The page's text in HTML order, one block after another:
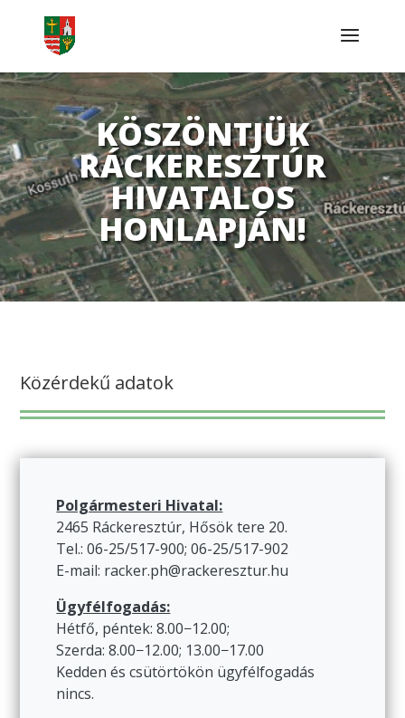
KÖSZÖNTJÜK
RÁCKERESZTÚR
HIVATALOS
HONLAPJÁN!
Közérdekű adatok
Polgármesteri Hivatal:
2465 Ráckeresztúr, Hősök tere 20.
Tel.: 06-25/517-900; 06-25/517-902
E-mail: racker.ph@rackeresztur.hu
Ügyfélfogadás:
Hétfő, péntek: 8.00−12.00;
Szerda: 8.00−12.00; 13.00−17.00
Kedden és csütörtökön ügyfélfogadás
nincs.